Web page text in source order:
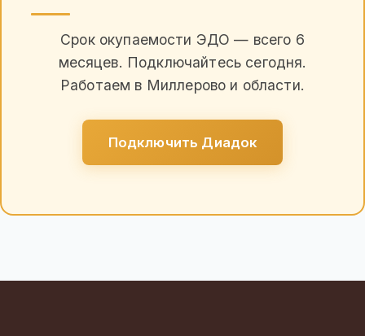
Срок окупаемости ЭДО — всего 6
месяцев. Подключайтесь сегодня.
Работаем в Миллерово и области.
Подключить Диадок